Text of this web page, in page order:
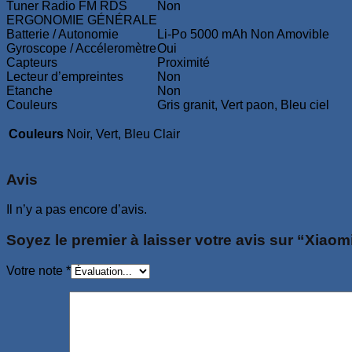
Tuner Radio FM RDS
Non
ERGONOMIE GÉNÉRALE
Batterie / Autonomie
Li-Po 5000 mAh Non Amovible
Gyroscope / AccéleromètreOui
Capteurs
Proximité
Lecteur d’empreintes
Non
Etanche
Non
Couleurs
Gris granit, Vert paon, Bleu ciel
Couleurs Noir, Vert, Bleu Clair
Avis
Il n’y a pas encore d’avis.
Soyez le premier à laisser votre avis sur
Votre note *